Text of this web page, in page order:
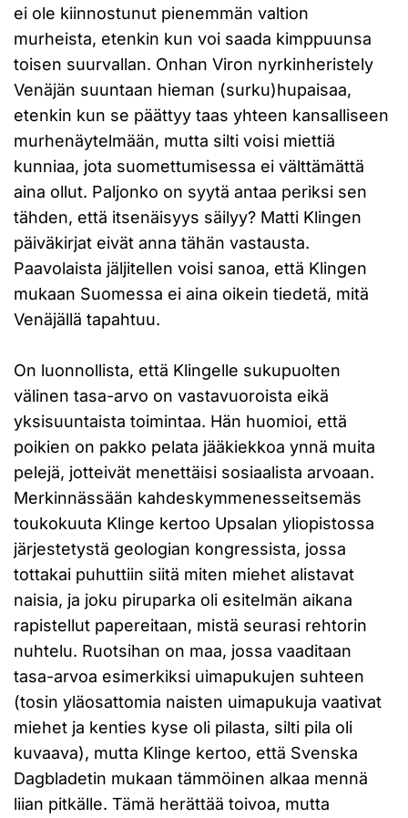
ei ole kiinnostunut pienemmän valtion
murheista, etenkin kun voi saada kimppuunsa
toisen suurvallan. Onhan Viron nyrkinheristely
Venäjän suuntaan hieman (surku)hupaisaa,
etenkin kun se päättyy taas yhteen kansalliseen
murhenäytelmään, mutta silti voisi miettiä
kunniaa, jota suomettumisessa ei välttämättä
aina ollut. Paljonko on syytä antaa periksi sen
tähden, että itsenäisyys säilyy? Matti Klingen
päiväkirjat eivät anna tähän vastausta.
Paavolaista jäljitellen voisi sanoa, että Klingen
mukaan Suomessa ei aina oikein tiedetä, mitä
Venäjällä tapahtuu.
On luonnollista, että Klingelle sukupuolten
välinen tasa-arvo on vastavuoroista eikä
yksisuuntaista toimintaa. Hän huomioi, että
poikien on pakko pelata jääkiekkoa ynnä muita
pelejä, jotteivät menettäisi sosiaalista arvoaan.
Merkinnässään kahdeskymmenesseitsemäs
toukokuuta Klinge kertoo Upsalan yliopistossa
järjestetystä geologian kongressista, jossa
tottakai puhuttiin siitä miten miehet alistavat
naisia, ja joku piruparka oli esitelmän aikana
rapistellut papereitaan, mistä seurasi rehtorin
nuhtelu. Ruotsihan on maa, jossa vaaditaan
tasa-arvoa esimerkiksi uimapukujen suhteen
(tosin yläosattomia naisten uimapukuja vaativat
miehet ja kenties kyse oli pilasta, silti pila oli
kuvaava), mutta Klinge kertoo, että Svenska
Dagbladetin mukaan tämmöinen alkaa mennä
liian pitkälle. Tämä herättää toivoa, mutta